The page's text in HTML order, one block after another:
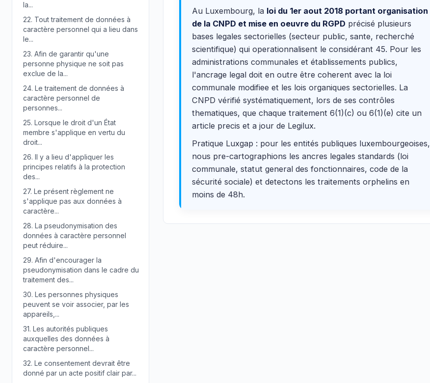
la...
22. Tout traitement de données à
caractère personnel qui a lieu dans
le...
23. Afin de garantir qu'une
personne physique ne soit pas
exclue de la...
24. Le traitement de données à
caractère personnel de
personnes...
25. Lorsque le droit d'un État
membre s'applique en vertu du
droit...
26. Il y a lieu d'appliquer les
principes relatifs à la protection
des...
27. Le présent règlement ne
s'applique pas aux données à
caractère...
28. La pseudonymisation des
données à caractère personnel
peut réduire...
29. Afin d'encourager la
pseudonymisation dans le cadre du
traitement des...
30. Les personnes physiques
peuvent se voir associer, par les
appareils,...
31. Les autorités publiques
auxquelles des données à
caractère personnel...
32. Le consentement devrait être
donné par un acte positif clair par...
Au Luxembourg, la loi du 1er aout 2018 portant organisation
de la CNPD et mise en oeuvre du RGPD précisé plusieurs
bases legales sectorielles (secteur public, sante, recherché
scientifique) qui operationnalisent le considérant 45. Pour les
administrations communales et établissements publics,
l'ancrage legal doit en outre être coherent avec la loi
communale modifiee et les lois organiques sectorielles. La
CNPD vérifié systématiquement, lors de ses contrôles
thematiques, que chaque traitement 6(1)(c) ou 6(1)(e) cite un
article precis et a jour de Legilux.
Pratique Luxgap : pour les entités publiques luxembourgeoises,
nous pre-cartographions les ancres legales standards (loi
communale, statut general des fonctionnaires, code de la
sécurité sociale) et detectons les traitements orphelins en
moins de 48h.